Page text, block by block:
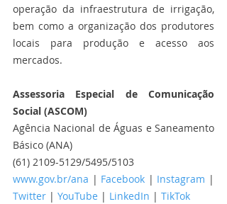
operação da infraestrutura de irrigação,
bem como a organização dos produtores
locais para produção e acesso aos
mercados.
Assessoria Especial de Comunicação
Social (ASCOM)
Agência Nacional de Águas e Saneamento
Básico (ANA)
(61) 2109-5129/5495/5103
www.gov.br/ana | Facebook | Instagram
Twitter | YouTube | LinkedIn | TikTok